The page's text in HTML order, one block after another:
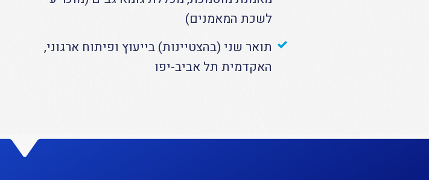
לשכת המאמנים)
תואר שני (בהצטיינות) בייעוץ ופיתוח ארגוני,
האקדמית תל אביב-יפו